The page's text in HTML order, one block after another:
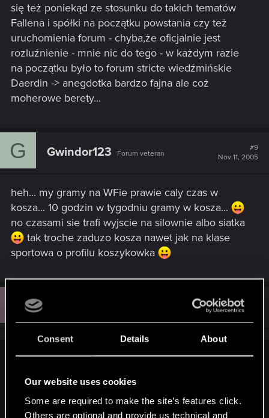
Consent Details About
Our website uses cookies
Some are required to make the site’s features click.
Others are optional and provide us technical and
się też poniekąd ze stosunku do takich tematów
Fallena i spółki na początku powstania czy też
uruchomienia forum - chyba,że oficjalnie jest
rozluźnienie - mnie nic do tego - w każdym razie
na początku było to forum stricte wiedźmińskie
Daerdin -> anegdotka bardzo fajna ale coż
moherowe berety...
G Gwindor123 Forum veteran
#9
Nov 11, 2005
heh... my gramy na WFie prawie caly czas w
kosza... 10 godzin w tygodniu gramy w kosza...
no czasami sie trafi wyjscie na silownie albo siatka
tak troche zaduzo kosza nawet jak na klase
sportowa o profilu koszykowka
N
Nov 11, 2005
Co jak co ale mnie się temat sportowy na forum wiedźmina
nie podoba jak cholera - nie ma wspólnego mianownika -
chyba założe temat "Budownictwo-wymiana doświadczeń" -